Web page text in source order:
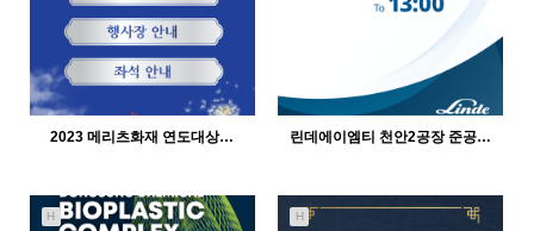
2023 메리츠화재 연도대상… 린데에이엠티 천안2공장 준공…
H H